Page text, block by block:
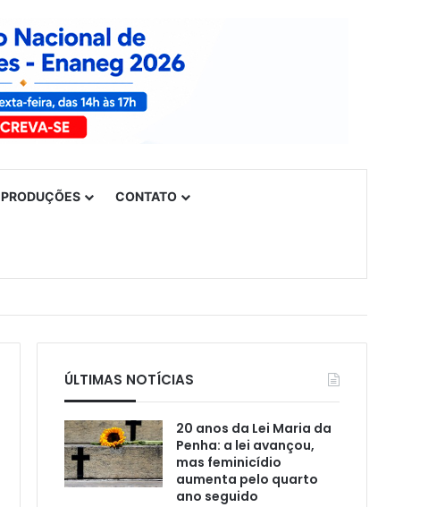
PRODUÇÕES CONTATO
ÚLTIMAS NOTÍCIAS
20 anos da Lei Maria da
Penha: a lei avançou,
mas feminicídio
aumenta pelo quarto
ano seguido